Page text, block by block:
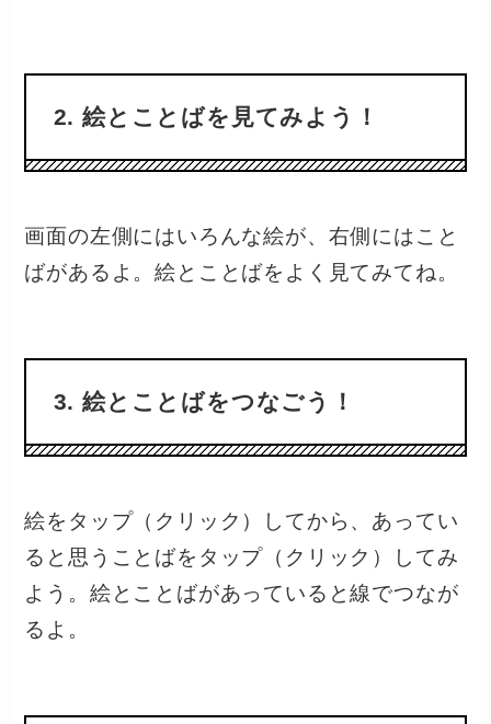
2. 絵とことばを見てみよう！
画面の左側にはいろんな絵が、右側にはこと
ばがあるよ。絵とことばをよく見てみてね。
3. 絵とことばをつなごう！
絵をタップ（クリック）してから、あってい
ると思うことばをタップ（クリック）してみ
よう。絵とことばがあっていると線でつなが
るよ。